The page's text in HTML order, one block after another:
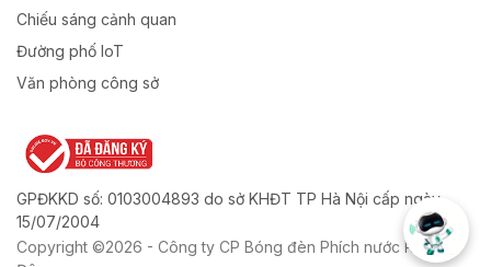
Chiếu sáng cảnh quan
Đường phố IoT
Văn phòng công sở
GPĐKKD số: 0103004893 do sở KHĐT TP Hà Nội cấp ngày
15/07/2004
Copyright ©2026 - Công ty CP Bóng đèn Phích nước Rạng